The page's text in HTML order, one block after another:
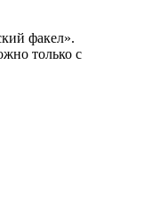
факел».
только с